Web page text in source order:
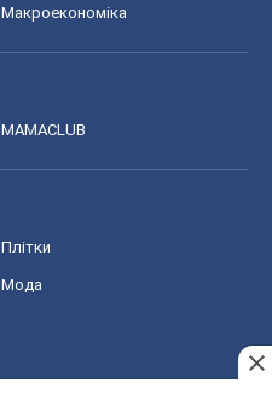
Макроекономіка
MAMACLUB
Плітки
Мода